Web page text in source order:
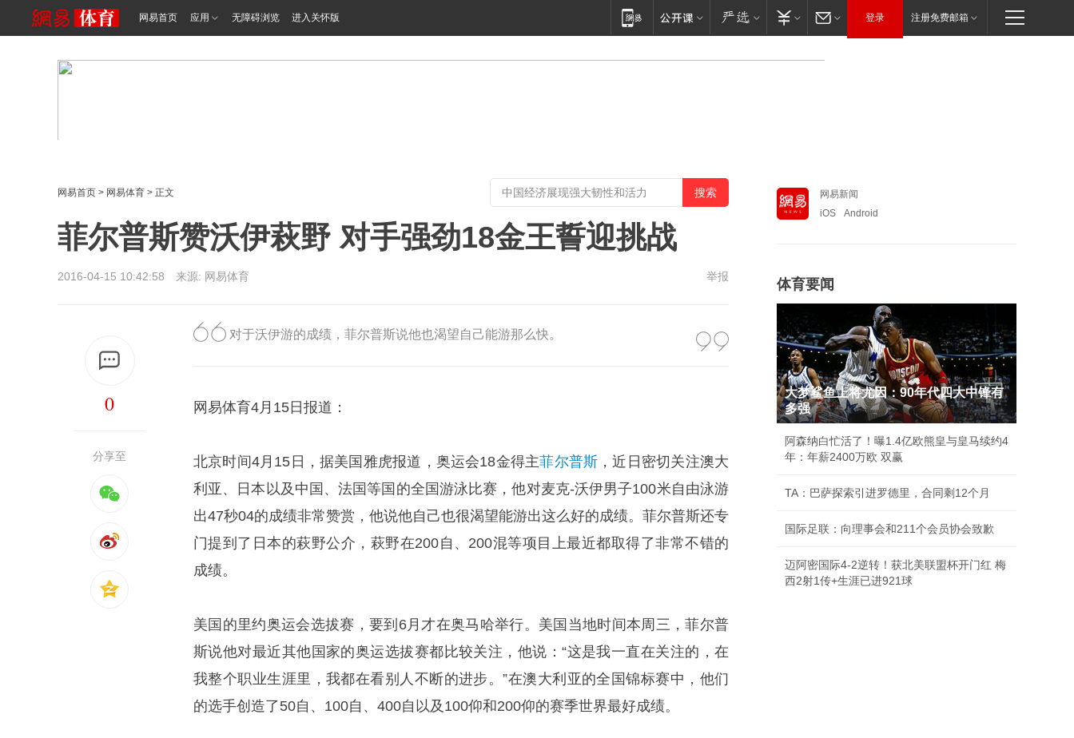
网易首页 应用 无障碍浏览 进入关怀版 登录 注册免费邮箱
网易首页 > 网易体育 > 正文
菲尔普斯赞沃伊萩野 对手强劲18金王誓迎挑战
2016-04-15 10:42:58 来源: 网易体育 举报
0
分享至
对于沃伊游的成绩，菲尔普斯说他也渴望自己能游那么快。
网易体育4月15日报道：
北京时间4月15日，据美国雅虎报道，奥运会18金得主菲尔普斯 ，近日密切关注澳大
利亚、日本以及中国、法国等国的全国游泳比赛，他对麦克-沃伊男子100米自由泳游
出47秒04的成绩非常赞赏，他说他自己也很渴望能游出这么好的成绩。菲尔普斯还专
门提到了日本的萩野公介，萩野在200自、200混等项目上最近都取得了非常不错的
成绩。
美国的里约奥运会选拔赛，要到6月才在奥马哈举行。美国当地时间本周三，菲尔普
斯说他对最近其他国家的奥运选拔赛都比较关注，他说：“这是我一直在关注的，在
我整个职业生涯里，我都在看别人不断的进步。”在澳大利亚的全国锦标赛中，他们
的选手创造了50自、100自、400自以及100仰和200仰的赛季世界最好成绩。
网易新闻
iOS
Android
体育要闻
大梦鲨鱼上将尤因：90年代四大中锋有
多强
阿森纳白忙活了！曝1.4亿欧熊皇与皇马续约4
年：年薪2400万欧 双赢
TA：巴萨探索引进罗德里，合同剩12个月
国际足联：向理事会和211个会员协会致歉
迈阿密国际4-2逆转！获北美联盟杯开门红 梅
西2射1传+生涯已进921球